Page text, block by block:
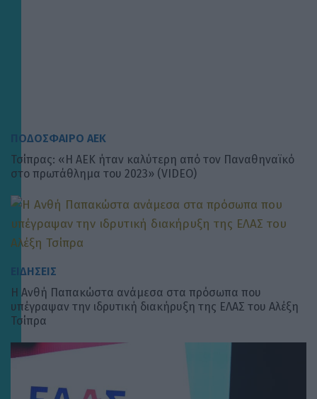
ΠΟΔΟΣΦΑΙΡΟ ΑΕΚ
Τσίπρας: «Η ΑΕΚ ήταν καλύτερη από τον Παναθηναϊκό
στο πρωτάθλημα του 2023» (VIDEO)
ΕΙΔΗΣΕΙΣ
Η Ανθή Παπακώστα ανάμεσα στα πρόσωπα που
υπέγραψαν την ιδρυτική διακήρυξη της ΕΛΑΣ του Αλέξη
Τσίπρα